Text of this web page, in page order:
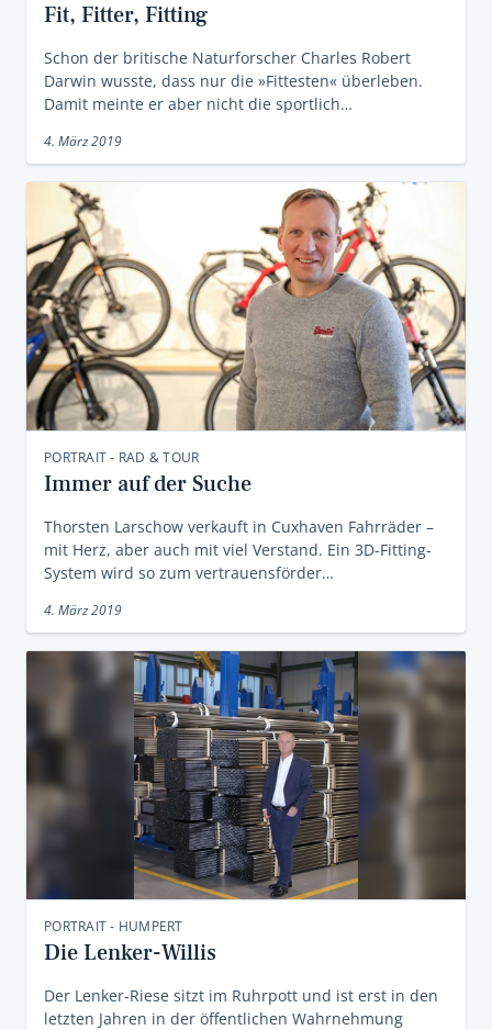
Fit, Fitter, Fitting
Schon der britische Naturforscher Charles Robert
Darwin wusste, dass nur die »Fittesten« überleben.
Damit meinte er aber nicht die sportlich…
4. März 2019
PORTRAIT - RAD & TOUR
Immer auf der Suche
Thorsten Larschow verkauft in Cuxhaven Fahrräder –
mit Herz, aber auch mit viel Verstand. Ein 3D-Fitting-
System wird so zum vertrauensförder…
4. März 2019
PORTRAIT - HUMPERT
Die Lenker-Willis
Der Lenker-Riese sitzt im Ruhrpott und ist erst in den
letzten Jahren in der öffentlichen Wahrnehmung